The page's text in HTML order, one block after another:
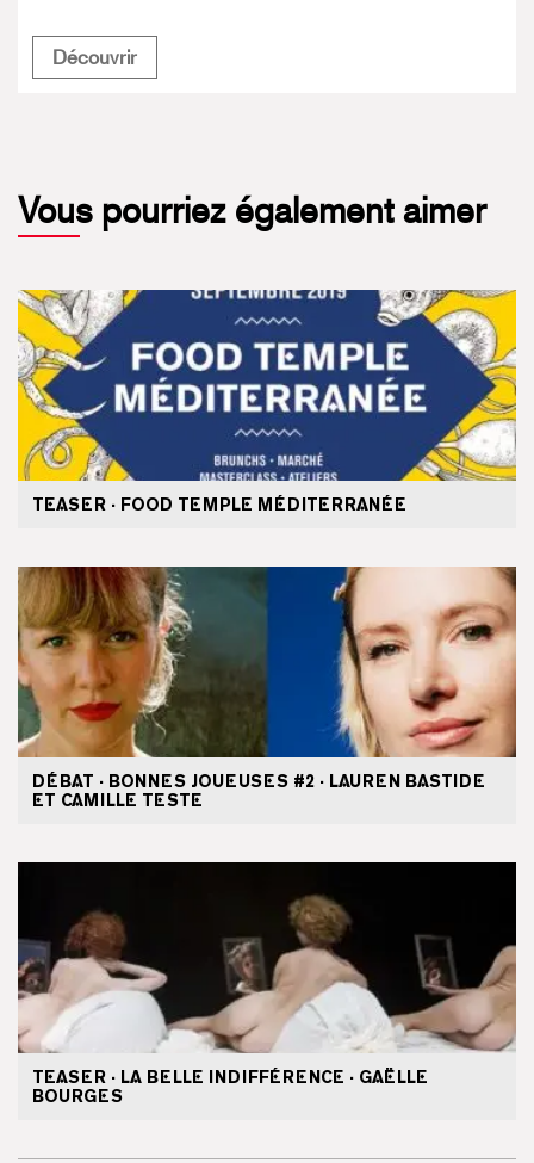
DécouvrirLe Carreau fête ses 5 ans
Vous pourriez également aimer
TEASER · FOOD TEMPLE MÉDITERRANÉE
DÉBAT · BONNES JOUEUSES #2 · LAUREN BASTIDE
ET CAMILLE TESTE
TEASER · LA BELLE INDIFFÉRENCE · GAËLLE
BOURGES